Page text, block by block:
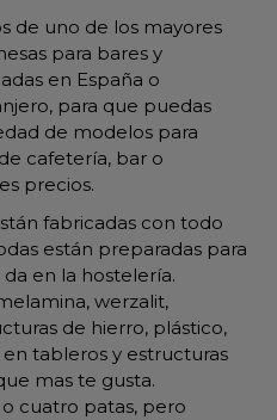
de uno de los mayores
para bares y
en España o
para que puedas
de modelos para
cafetería, bar o
precios.
fabricadas con todo
están preparadas para
en la hostelería.
werzalit,
de hierro, plástico,
en tableros y estructuras
mas te gusta.
cuatro patas, pero